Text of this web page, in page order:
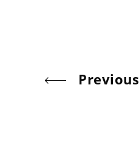
Previous